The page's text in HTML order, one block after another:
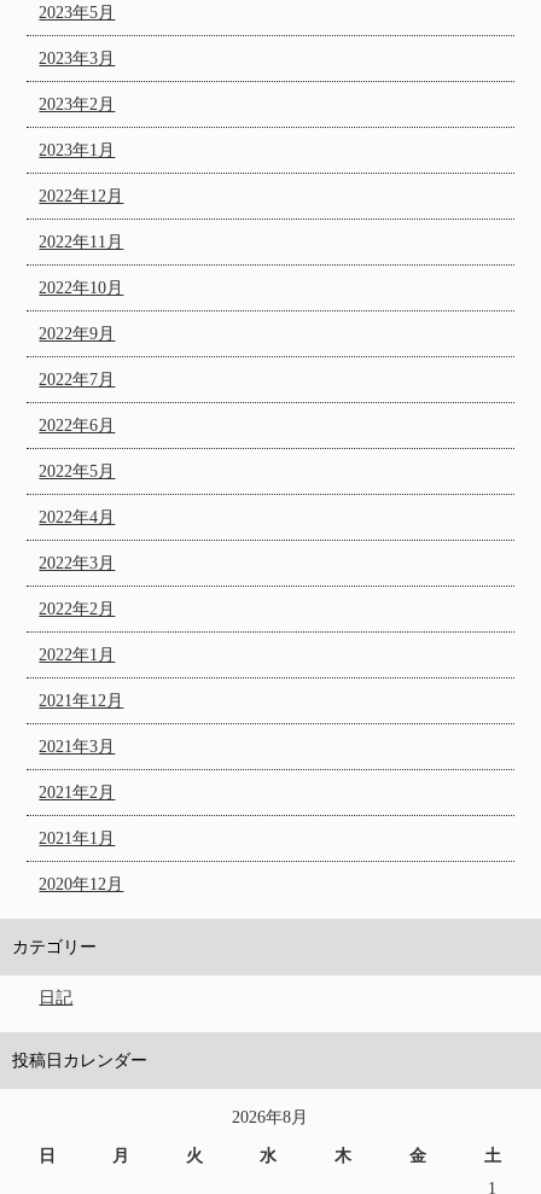
2023年5月
2023年3月
2023年2月
2023年1月
2022年12月
2022年11月
2022年10月
2022年9月
2022年7月
2022年6月
2022年5月
2022年4月
2022年3月
2022年2月
2022年1月
2021年12月
2021年3月
2021年2月
2021年1月
2020年12月
カテゴリー
日記
投稿日カレンダー
2026年8月
日 月 火 水 木 金
土
1